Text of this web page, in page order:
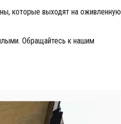
которые выходят на оживленную
Обращайтесь к нашим